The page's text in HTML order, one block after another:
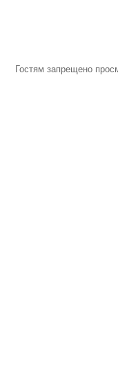
Гостям запрещено